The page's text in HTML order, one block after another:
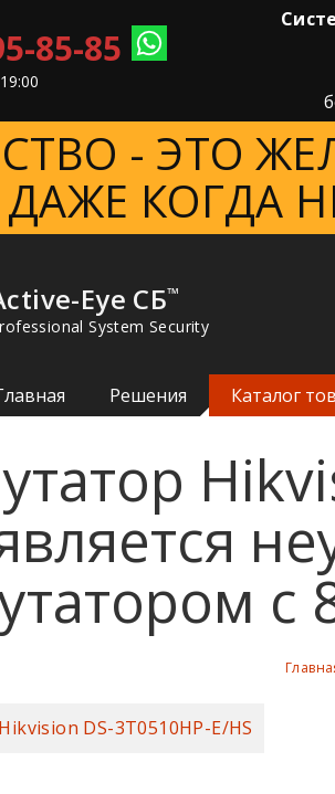
85-85
- ЭТО
ДАЖЕ КОГДА
Eye СБ™
System Security
Решения Каталог
с